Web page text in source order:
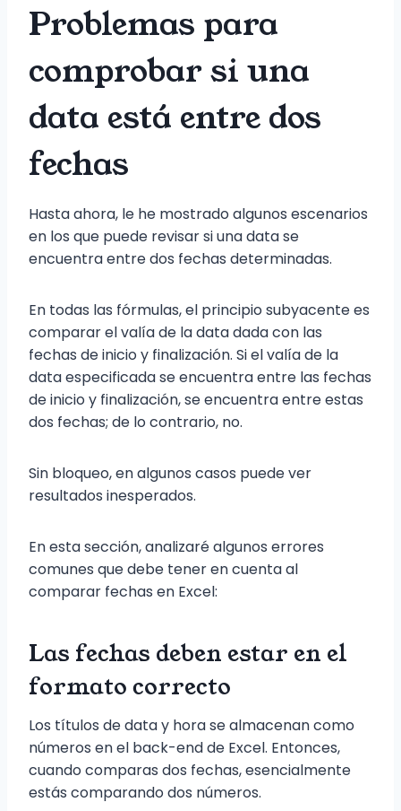
Problemas para
comprobar si una
data está entre dos
fechas
Hasta ahora, le he mostrado algunos escenarios
en los que puede revisar si una data se
encuentra entre dos fechas determinadas.
En todas las fórmulas, el principio subyacente es
comparar el valía de la data dada con las
fechas de inicio y finalización. Si el valía de la
data especificada se encuentra entre las fechas
de inicio y finalización, se encuentra entre estas
dos fechas; de lo contrario, no.
Sin bloqueo, en algunos casos puede ver
resultados inesperados.
En esta sección, analizaré algunos errores
comunes que debe tener en cuenta al
comparar fechas en Excel:
Las fechas deben estar en el
formato correcto
Los títulos de data y hora se almacenan como
números en el back-end de Excel. Entonces,
cuando comparas dos fechas, esencialmente
estás comparando dos números.